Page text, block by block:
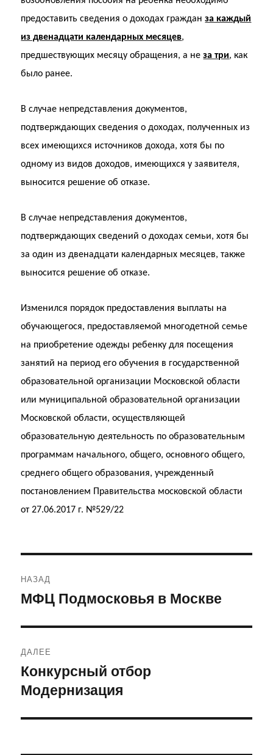
предоставить сведения о доходах гражданза каждый
из двенадцати календарных месяцев,
предшествующих месяцу обращения, а неза три, как
было ранее.
В случае непредставления документов,
подтверждающих сведения о доходах, полученных из
всех имеющихся источников дохода, хотя бы по
одному из видов доходов, имеющихся у заявителя,
выносится решение об отказе.
В случае непредставления документов,
подтверждающих сведений о доходах семьи, хотя бы
за один из двенадцати календарных месяцев, также
выносится решение об отказе.
Изменился порядок предоставления выплаты на
обучающегося, предоставляемой многодетной семье
на приобретение одежды ребенку для посещения
занятий на период его обучения в государственной
образовательной организации Московской области
или муниципальной образовательной организации
Московской области, осуществляющей
образовательную деятельность по образовательным
программам начального, общего, основного общего,
среднего общего образования, учрежденный
постановлением Правительства московской области
от 27.06.2017 г. №529/22
по
НАЗАД
Предыдущая
МФЦ Подмосковья в Москве
ДАЛЕЕ
Следующая
запись:
Конкурсный отбор
Модернизация